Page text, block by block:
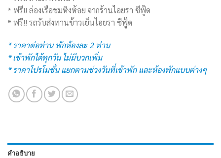
* ฟรี!! ล่องเรือชมหิงห้อย จากร้านไอยรา ซีฟู้ด
* ฟรี!! รถรับส่งทานข้าวเย็นไอยรา ซีฟู้ด
* ราคาต่อท่าน พักห้องละ 2 ท่าน
* เข้าพักได้ทุกวัน ไม่มีบวกเพิ่ม
* ราคาโปรโมชั่น แยกตามช่วงวันที่เข้าพัก และห้องพักแบบต่างๆ
คำอธิบาย